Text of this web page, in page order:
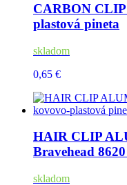
CARBON
plastová pineta
skladom
0,65 €
HAIR CLIP
Bravehead
skladom